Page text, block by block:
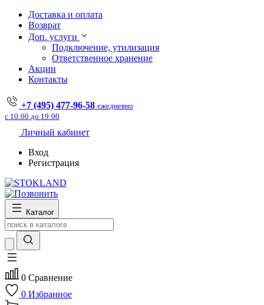
Доставка и оплата
Возврат
Доп. услуги
Подключение, утилизация
Ответственное хранение
Акции
Контакты
+7 (495) 477-96-58 ежедневно
с 10:00 до 19:00
Личный кабинет
Вход
Регистрация
Каталог
0 Сравнение
0 Избранное